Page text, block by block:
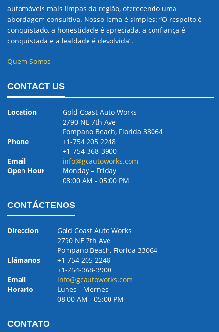
automóveis mais limpas da região, oferecendo uma
abordagem consultiva. Nosso lema é simples: “O respeito é
conquistado, a honestidade é apreciada, a confiança é
conquistada e a lealdade é devolvida”.
Quem Somos
CONTACT US
Location
Gold Coast Auto Works
2790 NE 7th Ave
Pompano Beach, Florida 33064
Phone
+1-754 205 2248
+1-754-368-3900
Email
info@gcautoworks.com
Open Hour
Monday – Friday
08:00 AM ‐ 05:00 PM
CONTÁCTENOS
Direccion
Gold Coast Auto Works
2790 NE 7th Ave
Pompano Beach, Florida 33064
Llámanos
+1-754 205 2248
+1-754-368-3900
Email
info@gcautoworks.com
Horario
Lunes – Viernes
08:00 AM ‐ 05:00 PM
CONTATO